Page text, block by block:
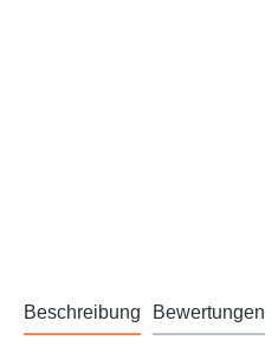
Beschreibung Bewertungen